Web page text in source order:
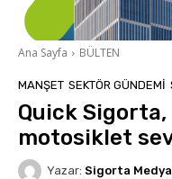
Ana Sayfa BÜLTEN
MANŞET SEKTÖR GÜNDEMİ
Quick
motosiklet
Yazar: Sigorta